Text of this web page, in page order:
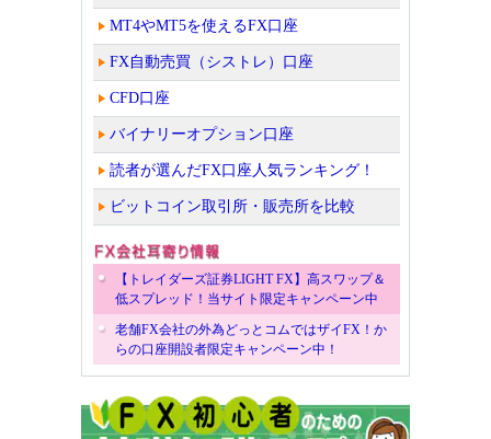
MT4やMT5を使えるFX口座
FX自動売買（シストレ）口座
CFD口座
バイナリーオプション口座
読者が選んだFX口座人気ランキング！
ビットコイン取引所・販売所を比較
【トレイダーズ証券LIGHT FX】高スワップ＆
低スプレッド！当サイト限定キャンペーン中
老舗FX会社の外為どっとコムではザイFX！か
らの口座開設者限定キャンペーン中！